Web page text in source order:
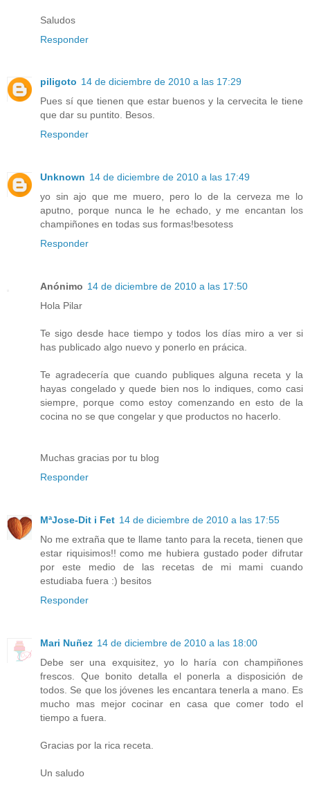
Saludos
Responder
piligoto 14 de diciembre de 2010 a las 17:29
Pues sí que tienen que estar buenos y la cervecita le tiene
que dar su puntito. Besos.
Responder
Unknown 14 de diciembre de 2010 a las 17:49
yo sin ajo que me muero, pero lo de la cerveza me lo
aputno, porque nunca le he echado, y me encantan los
champiñones en todas sus formas!besotess
Responder
Anónimo 14 de diciembre de 2010 a las 17:50
Hola Pilar
Te sigo desde hace tiempo y todos los días miro a ver si
has publicado algo nuevo y ponerlo en prácica.
Te agradecería que cuando publiques alguna receta y la
hayas congelado y quede bien nos lo indiques, como casi
siempre, porque como estoy comenzando en esto de la
cocina no se que congelar y que productos no hacerlo.
Muchas gracias por tu blog
Responder
MªJose-Dit i Fet 14 de diciembre de 2010 a las 17:55
No me extraña que te llame tanto para la receta, tienen que
estar riquisimos!! como me hubiera gustado poder difrutar
por este medio de las recetas de mi mami cuando
estudiaba fuera :) besitos
Responder
Mari Nuñez 14 de diciembre de 2010 a las 18:00
Debe ser una exquisitez, yo lo haría con champiñones
frescos. Que bonito detalla el ponerla a disposición de
todos. Se que los jóvenes les encantara tenerla a mano. Es
mucho mas mejor cocinar en casa que comer todo el
tiempo a fuera.
Gracias por la rica receta.
Un saludo